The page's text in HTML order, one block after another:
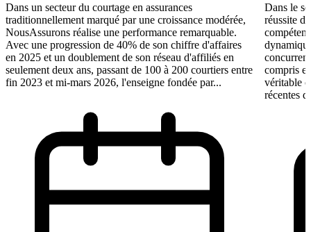
Dans un secteur du courtage en assurances
traditionnellement marqué par une croissance modérée,
NousAssurons réalise une performance remarquable.
Avec une progression de 40% de son chiffre d'affaires
en 2025 et un doublement de son réseau d'affiliés en
seulement deux ans, passant de 100 à 200 courtiers entre
fin 2023 et mi-mars 2026, l'enseigne fondée par...
Dans le
réussite
compris
véritable
récentes